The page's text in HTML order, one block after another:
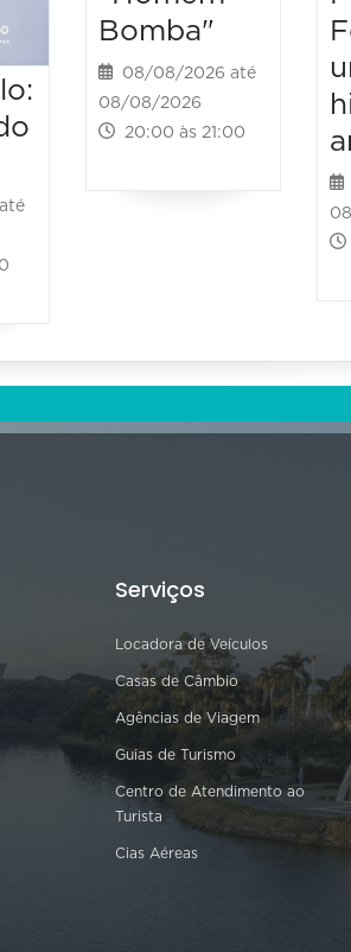
Bomba"
08/08/2026 até
08/08/2026
20:00 às 21:00
Serviços
Locadora de Veículos
Casas de Câmbio
Agências de Viagem
Guias de Turismo
Centro de Atendimento ao
Turista
Cias Aéreas